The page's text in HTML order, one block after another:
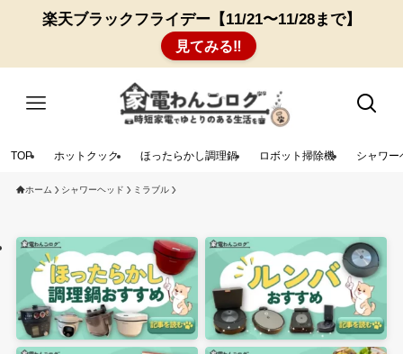
楽天ブラックフライデー【11/21〜11/28まで】
見てみる‼︎
TOP ホットクック ほったらかし調理鍋 ロボット掃除機 シャワー
ホーム シャワーヘッド ミラブル